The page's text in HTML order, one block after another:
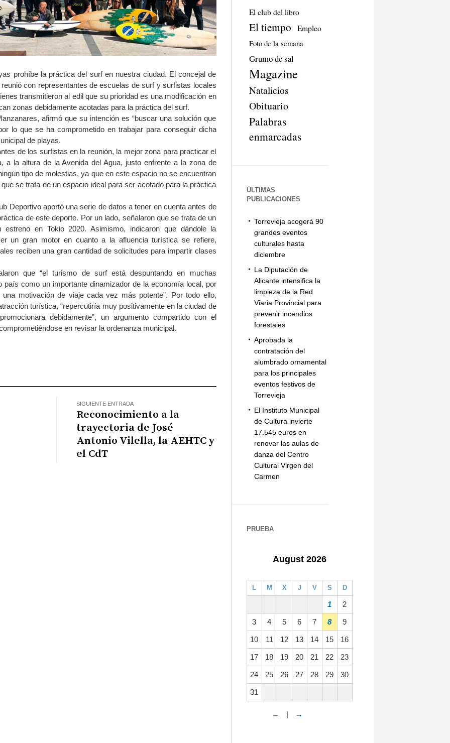
prohíbe la práctica del surf en nuestra ciudad. El concejal de
con representantes de escuelas de surf y surfistas locales
transmitieron al edil que su prioridad es una modificación en
zonas debidamente acotadas para la práctica del surf.
afirmó que su intención es “buscar una solución que
lo que se ha comprometido en trabajar para conseguir dicha
de playas.
de los surfistas en la reunión, la mejor zona para practicar el
a la altura de la Avenida del Agua, justo enfrente a la zona de
tipo de molestias, ya que en este espacio no se encuentran
se trata de un espacio ideal para ser acotado para la práctica
Deportivo aportó una serie de datos a tener en cuenta antes de
de este deporte. Por un lado, señalaron que se trata de un
en Tokio 2020. Asimismo, indicaron que dándole la
un gran motor en cuanto a la afluencia turística se refiere,
reciben una gran cantidad de solicitudes para impartir clases
que “el turismo de surf está despuntando en muchas
país como un importante dinamizador de la economía local, por
motivación de viaje cada vez más potente”. Por todo ello,
turística, “repercutiría muy positivamente en la ciudad de
debidamente”, un argumento compartido con el
en revisar la ordenanza municipal.
SIGUIENTE ENTRADA
Reconocimiento a la
trayectoria de José
Antonio Vilella, la AEHTC y
el CdT
El club del libro
El tiempo Empleo
Foto de la semana
Grumo de sal
Magazine
Natalicios
Obituario
Palabras
enmarcadas
ÚLTIMAS
PUBLICACIONES
Torrevieja acogerá 90
grandes eventos
culturales hasta
diciembre
La Diputación de
Alicante intensifica la
limpieza de la Red
Viaria Provincial para
prevenir incendios
forestales
Aprobada la
contratación del
alumbrado ornamental
para los principales
eventos festivos de
Torrevieja
El Instituto Municipal
de Cultura invierte
17.545 euros en
renovar las aulas de
danza del Centro
Cultural Virgen del
Carmen
PRUEBA
August 2026
L M X J V S D
1 2
3 4 5 6 7 8 9
10 11 12 13 14 15 16
17 18 19 20 21 22 23
24 25 26 27 28 29 30
31
← | →